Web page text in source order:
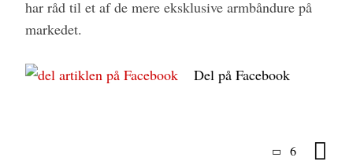
har råd til et af de mere eksklusive armbåndure på
markedet.
Del på Facebook
6